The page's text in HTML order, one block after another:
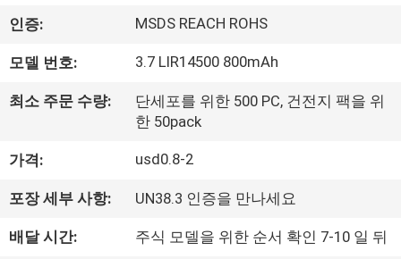
영
상
회
사
소
개
인증: MSDS REACH ROHS
모델 번호: 3.7 LIR14500 800mAh
최소 주문 수량:
단세포를 위한 500 PC, 건전지 팩을 위
한 50pack
가격: usd0.8-2
포장 세부 사항: UN38.3 인증을 만나세요
배달 시간: 주식 모델을 위한 순서 확인 7-10 일 뒤